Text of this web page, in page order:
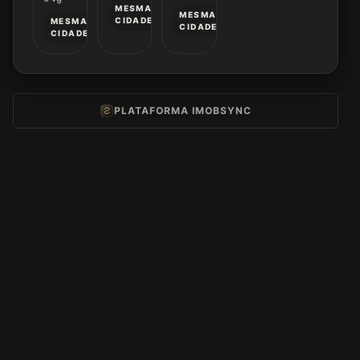
MESMA
CIDADE
MESMA
CIDADE
MESMA
CIDADE
PLATAFORMA IMOBSYNC